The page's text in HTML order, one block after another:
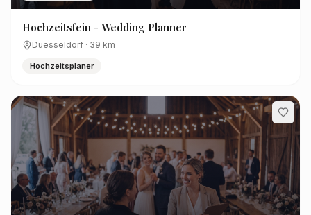
Hochzeitsfein - Wedding Planner
Duesseldorf · 39 km
Hochzeitsplaner